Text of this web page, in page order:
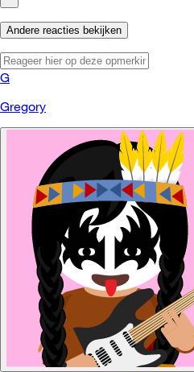
Andere reacties bekijken
G
Gregory